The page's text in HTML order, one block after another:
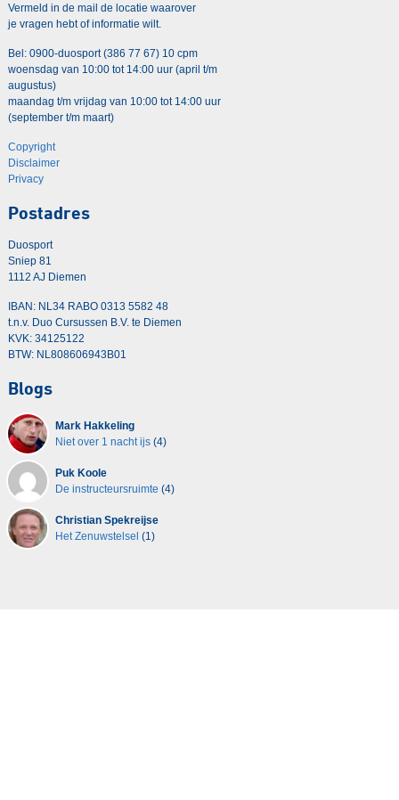
Vermeld in de mail de locatie waarover
je vragen hebt of informatie wilt.
Bel: 0900-duosport (386 77 67) 10 cpm
woensdag van 10:00 tot 14:00 uur (april t/m
augustus)
maandag t/m vrijdag van 10:00 tot 14:00 uur
(september t/m maart)
Copyright
Disclaimer
Privacy
Postadres
Duosport
Sniep 81
1112 AJ Diemen
IBAN: NL34 RABO 0313 5582 48
t.n.v. Duo Cursussen B.V. te Diemen
KVK: 34125122
BTW: NL808606943B01
Blogs
Mark Hakkeling
Niet over 1 nacht ijs(4)
Puk Koole
De instructeursruimte (4)
Christian Spekreijse
Het Zenuwstelsel (1)